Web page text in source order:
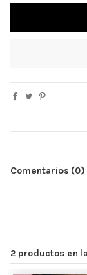
Comentarios (0)
2 productos en